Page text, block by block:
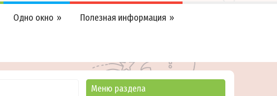
Одно окно Полезная информация
Меню раздела